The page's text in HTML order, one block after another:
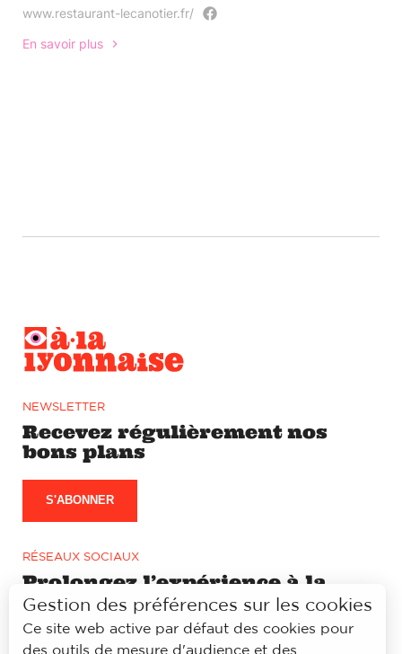
www.restaurant-lecanotier.fr/
En savoir plus
NEWSLETTER
Recevez régulièrement nos
bons plans
S'ABONNER
RÉSEAUX SOCIAUX
Prolongez l’expérience à la
lyonnaise sur notre page
Facebook et Instagram
Gestion des préférences sur les cookies
Ce site web active par défaut des cookies pour
des outils de mesure d'audience et des